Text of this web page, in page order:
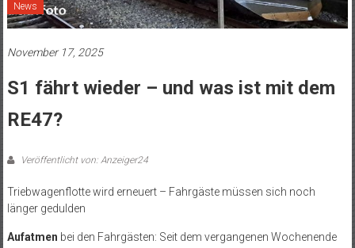
News
November 17, 2025
S1 fährt wieder – und was ist mit dem
RE47?
Veröffentlicht von: Anzeiger24
Triebwagenflotte wird erneuert – Fahrgäste müssen sich noch
länger gedulden
Aufatmen bei den Fahrgästen: Seit dem vergangenen Wochenende